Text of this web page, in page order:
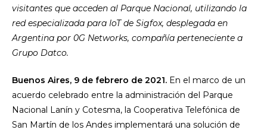
visitantes que acceden al Parque Nacional, utilizando la
red especializada para IoT de Sigfox, desplegada en
Argentina por 0G Networks, compañía perteneciente a
Grupo Datco.
Buenos Aires, 9 de febrero de 2021. En el marco de un
acuerdo celebrado entre la administración del Parque
Nacional Lanín y Cotesma, la Cooperativa Telefónica de
San Martín de los Andes implementará una solución de